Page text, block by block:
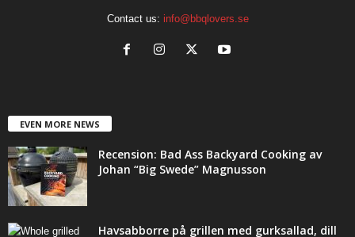
Contact us: info@bbqlovers.se
EVEN MORE NEWS
Recension: Bad Ass Backyard Cooking av
Johan “Big Swede” Magnusson
Havsabborre på grillen med gurksallad, dill